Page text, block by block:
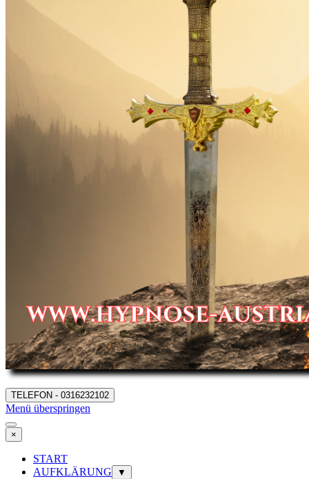
TELEFON - 0316232102
Menü überspringen
×
START
AUFKLÄRUNG
▼